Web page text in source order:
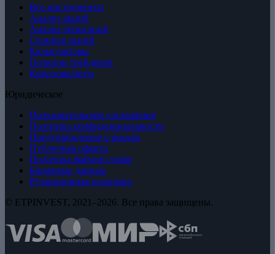
Все инструменты
Анализ акций
Анализ облигаций
Скринер акций
Калькуляторы
Позиции трейдеров
Криптовалюты
Юридическое
Пользовательское соглашение
Политика конфиденциальности
Предупреждение о рисках
Публичная оферта
Политика файлов cookie
Биржевые данные
Редакционная политика
© ETPINVEST, 2021–2026. Все права защищены.